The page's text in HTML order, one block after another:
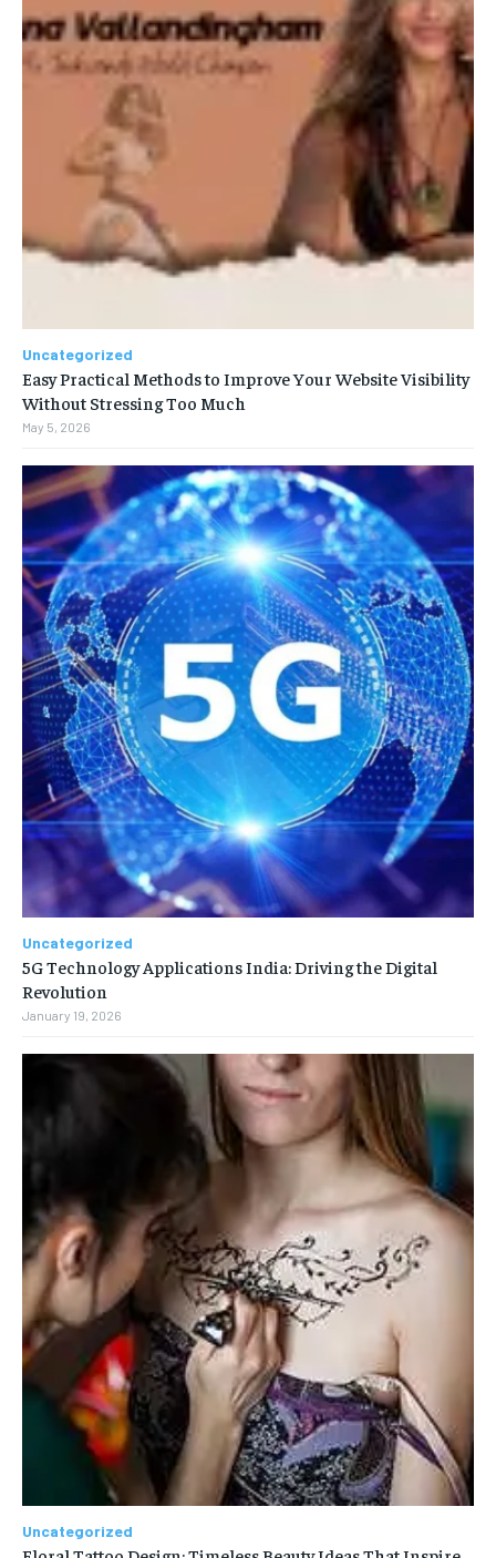
Uncategorized
Easy Practical Methods to Improve Your Website Visibility
Without Stressing Too Much
May 5, 2026
Uncategorized
5G Technology Applications India: Driving the Digital
Revolution
January 19, 2026
Uncategorized